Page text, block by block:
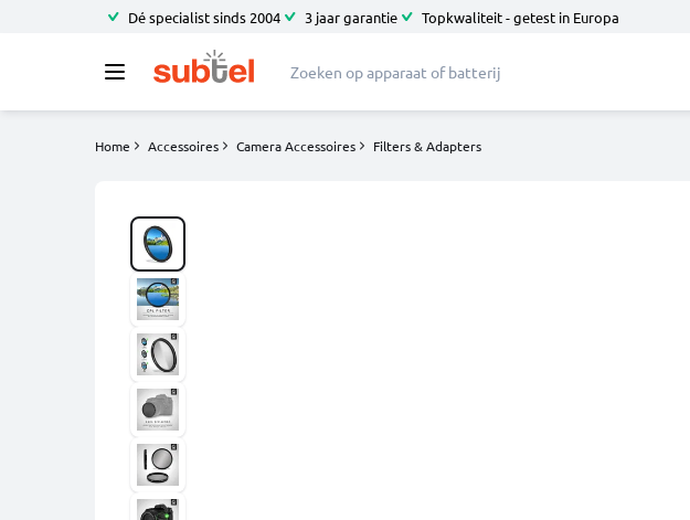
Dé specialist sinds 2004 3 jaar garantie Topkwaliteit - getest in Europa
Home Accessoires Camera Accessoires Filters & Adapters